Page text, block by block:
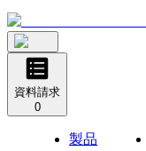
資料請求
0
製品